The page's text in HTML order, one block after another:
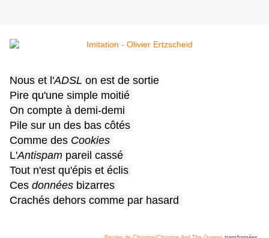
Nous et l'ADSL on est de sortie
Pire qu'une simple moitié
On compte à demi-demi
Pile sur un des bas côtés
Comme des Cookies
L'Antispam pareil cassé
Tout n'est qu'épis et éclis
Ces données bizarres
Crachés dehors comme par hasard